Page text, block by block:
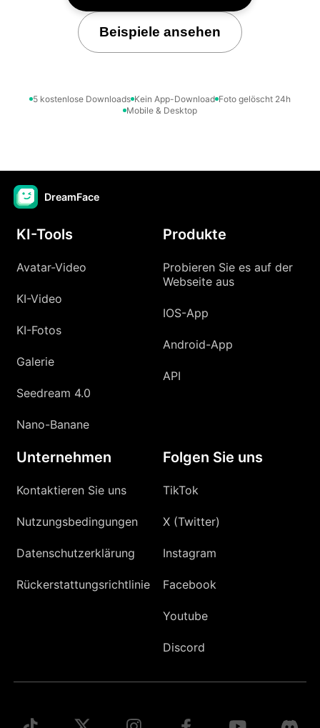
Beispiele ansehen
5 kostenlose Downloads Kein App-Download Foto gelöscht 24h
Mobile & Desktop
DreamFace
KI-Tools
Avatar-Video
KI-Video
KI-Fotos
Galerie
Seedream 4.0
Nano-Banane
Produkte
Probieren Sie es auf der
Webseite aus
IOS-App
Android-App
API
Unternehmen
Kontaktieren Sie uns
Nutzungsbedingungen
Datenschutzerklärung
Rückerstattungsrichtlinie
Folgen Sie uns
TikTok
X (Twitter)
Instagram
Facebook
Youtube
Discord